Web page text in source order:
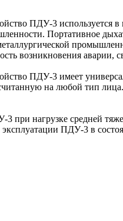
ПДУ-3 используется
Портативное
возникновения
ПДУ-3 имеет
на любой тип
при нагрузке средней
ПДУ-3 в